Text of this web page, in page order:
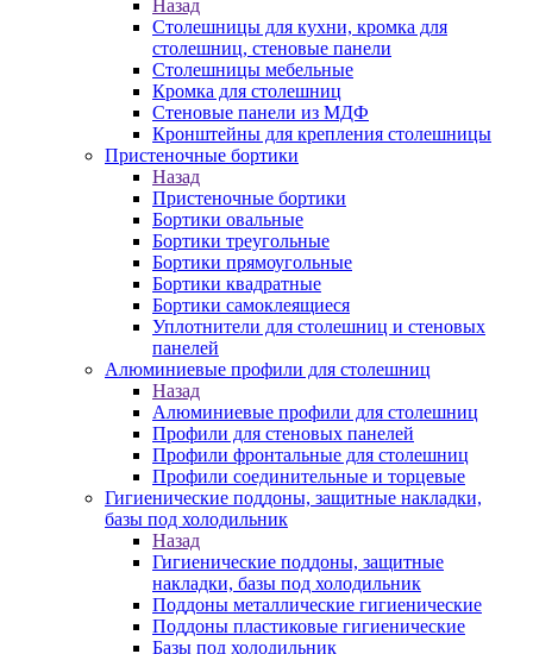
Назад
Столешницы для кухни, кромка для
столешниц, стеновые панели
Столешницы мебельные
Кромка для столешниц
Стеновые панели из МДФ
Кронштейны для крепления столешницы
Пристеночные бортики
Назад
Пристеночные бортики
Бортики овальные
Бортики треугольные
Бортики прямоугольные
Бортики квадратные
Бортики самоклеящиеся
Уплотнители для столешниц и стеновых
панелей
Алюминиевые профили для столешниц
Назад
Алюминиевые профили для столешниц
Профили для стеновых панелей
Профили фронтальные для столешниц
Профили соединительные и торцевые
Гигиенические поддоны, защитные накладки,
базы под холодильник
Назад
Гигиенические поддоны, защитные
накладки, базы под холодильник
Поддоны металлические гигиенические
Поддоны пластиковые гигиенические
Базы под холодильник